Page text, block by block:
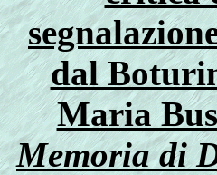
dal
Maria
Memoria di